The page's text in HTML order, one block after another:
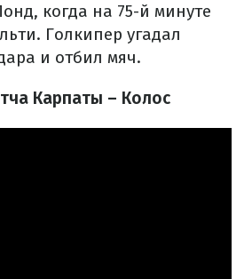
когда на 75-й минуте
Голкипер угадал
и отбил мяч.
Карпаты – Колос